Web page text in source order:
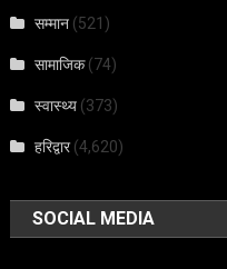
सम्मान (521)
सामाजिक(74)
स्वास्थ्य (373)
हरिद्वार(4,620)
SOCIAL MEDIA